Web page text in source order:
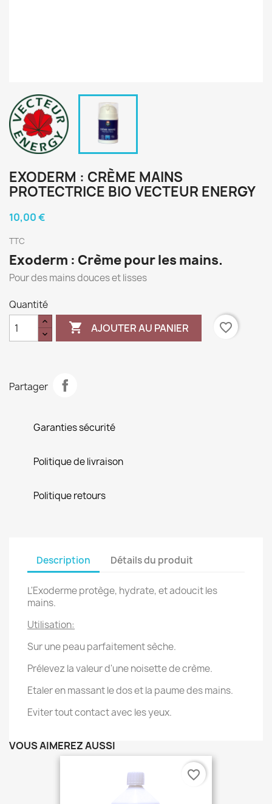
EXODERM : CRÈME MAINS
PROTECTRICE BIO VECTEUR ENERGY
10,00 €
TTC
Exoderm : Crème pour les mains.
Pour des mains douces et lisses
Quantité
 AJOUTER AU PANIER favorite_border
Partager
Garanties sécurité
Politique de livraison
Politique retours
Description Détails du produit
L'Exoderme protège, hydrate, et adoucit les
mains.
Utilisation:
Sur une peau parfaitement sèche.
Prélevez la valeur d'une noisette de crème.
Etaler en massant le dos et la paume des mains.
Eviter tout contact avec les yeux.
VOUS AIMEREZ AUSSI
favorite_border